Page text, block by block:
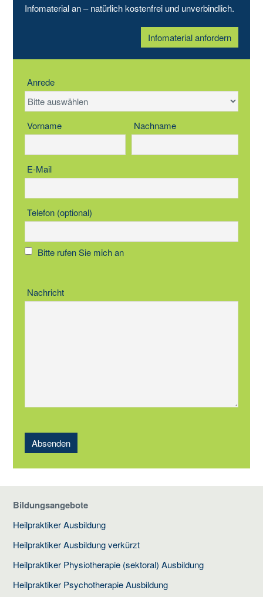
Infomaterial an – natürlich kostenfrei und unverbindlich.
Infomaterial anfordern
Anrede
Vorname Nachname
E-Mail
Telefon (optional)
Bitte rufen Sie mich an
Nachricht
Absenden
Bildungsangebote
Heilpraktiker Ausbildung
Heilpraktiker Ausbildung verkürzt
Heilpraktiker Physiotherapie (sektoral) Ausbildung
Heilpraktiker Psychotherapie Ausbildung